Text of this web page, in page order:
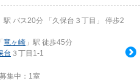
駅 バス20分 「久保台３丁目」 停歩2
「 竜ヶ崎 」駅 徒歩45分
台 ３丁目1-1
集中： 1室